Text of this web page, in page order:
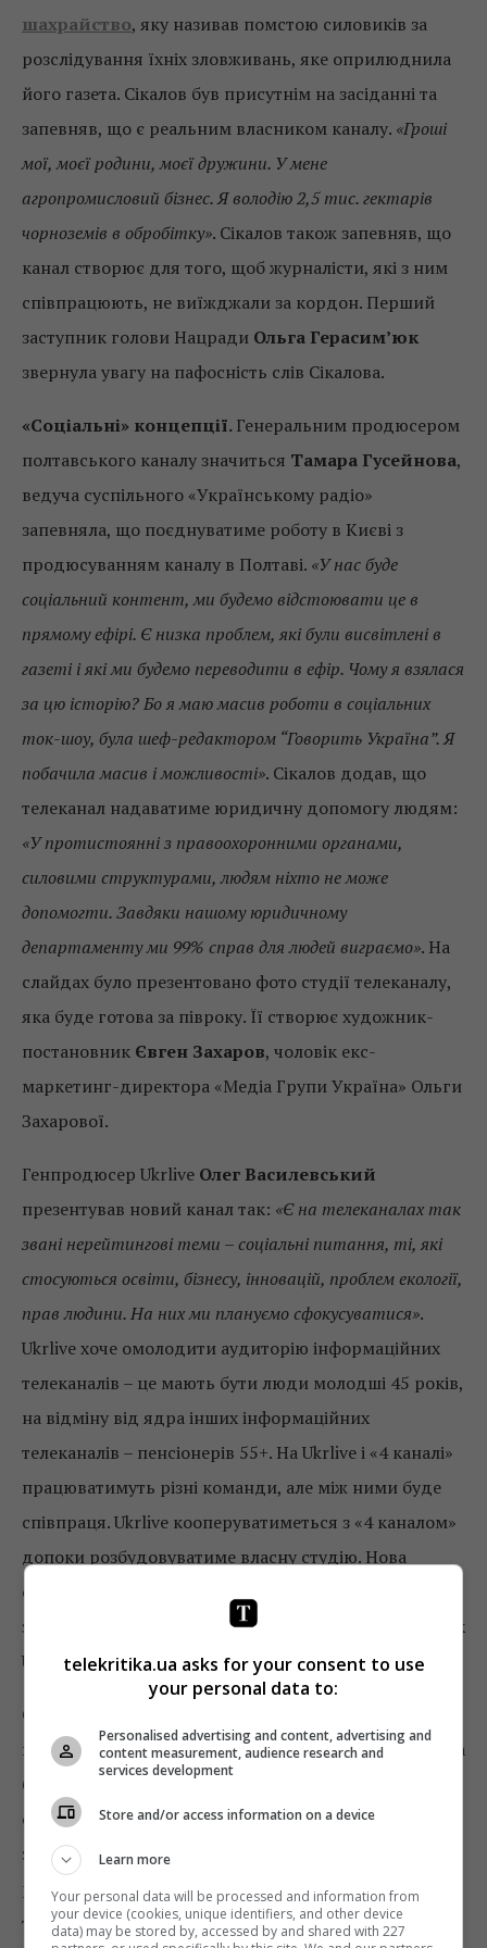
шахрайство, яку називав помстою силовиків за
розслідування їхніх зловживань, яке оприлюднила
його газета. Сікалов був присутнім на засіданні та
запевняв, що є реальним власником каналу. «Гроші
мої, моєї родини, моєї дружини. У мене
агропромисловий бізнес. Я володію 2,5 тис. гектарів
чорноземів в обробітку». Сікалов також запевняв, що
канал створює для того, щоб журналісти, які з ним
співпрацюють, не виїжджали за кордон. Перший
заступник голови Нацради Ольга Герасим’юк
звернула увагу на пафосність слів Сікалова.
«Соціальні» концепції. Генеральним продюсером
полтавського каналу значиться Тамара Гусейнова,
ведуча суспільного «Українському радіо»
запевняла, що поєднуватиме роботу в Києві з
продюсуванням каналу в Полтаві. «У нас буде
соціальний контент, ми будемо відстоювати це в
прямому ефірі. Є низка проблем, які були висвітлені в
газеті і які ми будемо переводити в ефір. Чому я взялася
за цю історію? Бо я маю масив роботи в соціальних
ток-шоу, була шеф-редактором “Говорить Україна”. Я
побачила масив і можливості». Сікалов додав, що
телеканал надаватиме юридичну допомогу людям:
«У протистоянні з правоохоронними органами,
силовими структурами, людям ніхто не може
допомогти. Завдяки нашому юридичному
департаменту ми 99% справ для людей виграємо». На
слайдах було презентовано фото студії телеканалу,
яка буде готова за півроку. Її створює художник-
постановник Євген Захаров, чоловік екс-
маркетинг-директора «Медіа Групи Україна» Ольги
Захарової.
Генпродюсер Ukrlive Олег Василевський
презентував новий канал так: «Є на телеканалах так
звані нерейтингові теми – соціальні питання, ті, які
стосуються освіти, бізнесу, інновацій, проблем екології,
прав людини. На них ми плануємо сфокусуватися».
Ukrlive хоче омолодити аудиторію інформаційних
телеканалів – це мають бути люди молодші 45 років,
на відміну від ядра інших інформаційних
телеканалів – пенсіонерів 55+. На Ukrlive і «4 каналі»
працюватимуть різні команди, але між ними буде
співпраця. Ukrlive кооперуватиметься з «4 каналом»
допоки розбудовуватиме власну студію. Нова
студія, з його слів, буде недорогою. «4 канал»
залишиться виключно столичним мовником, тоді як
Ukrlive буде національним.
Обговорення.
виникали фактично тільки вОльги Герасимюк
, яка
безрезультатно намагалась з’ясувати політичну
структуру, яка стоїть за мовником. Натомість низку
запитань до Ukrlive ставила президентська частина
регулятора.Валентин Коваль трактував формат
телеканалу як ще одне розмовне радіо.Сергій
telekritika.ua asks for your consent to use
your personal data to:
Personalised advertising and content, advertising and
content measurement, audience research and
services development
Store and/or access information on a device
Learn more
Your personal data will be processed and information from
your device (cookies, unique identifiers, and other device
data) may be stored by, accessed by and shared with 227